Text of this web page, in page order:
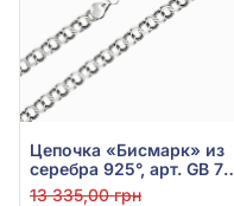
Цепочка «Бисмарк» из
серебра 925°, арт. GB 75
ox
13 335,00 грн